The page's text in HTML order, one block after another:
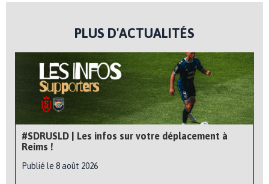
PLUS D'ACTUALITÉS
#SDRUSLD | Les infos sur votre déplacement à
Reims !
Publié le 8 août 2026